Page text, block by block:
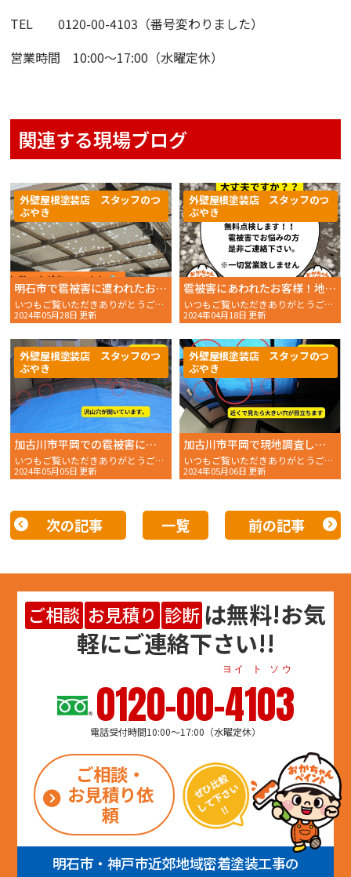
TEL 0120-00-4103（番号変わりました）
営業時間 10:00〜17:00（水曜定休）
関連する現場ブログ
明石市で雹被害に遭われたお客様宅へ現場調査！
いつもご覧いただきありがとうございます。 おかちゃんペイン
2024年05月28日 更新
外壁屋根塗装店 スタッフのつ
ぶやき
雹被害にあわれたお客様！地域貢献の一環として無料で屋根など点検します。
いつもご覧いただきありがとうございます。 おかちゃんペイ
2024年04月18日 更新
外壁屋根塗装店 スタッフのつ
ぶやき
加古川市平岡での雹被害によるカーポートの状況を現地調査
いつもご覧いただきありがとうございます。 おかちゃんペイ
2024年05月05日 更新
外壁屋根塗装店 スタッフのつ
ぶやき
加古川市平岡で現地調査しました。2階ベランダでのアクリル板屋根の雹被害
いつもご覧いただきありがとうございます。 おかちゃんペイ
2024年05月06日 更新
外壁屋根塗装店 スタッフのつ
ぶやき
次の記事 一覧 前の記事
ご相談 お見積り 診断 は無料!お気
軽にご連絡下さい!!
0120-00-4103
ヨイ ト ソウ
電話受付時間10:00～17:00（水曜定休）
ご相談・
お見積り依
頼
明石市・神戸市近郊地域密着塗装工事の